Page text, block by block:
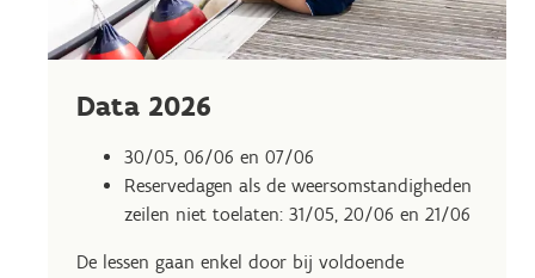
Data 2026
30/05, 06/06 en 07/06
Reservedagen als de weersomstandigheden
zeilen niet toelaten: 31/05, 20/06 en 21/06
De lessen gaan enkel door bij voldoende